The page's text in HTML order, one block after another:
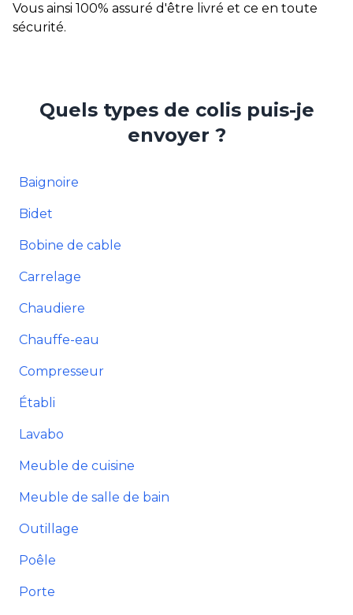
Vous ainsi 100% assuré d'être livré et ce en toute
sécurité.
Quels types de colis puis-je
envoyer ?
Baignoire
Bidet
Bobine de cable
Carrelage
Chaudiere
Chauffe-eau
Compresseur
Établi
Lavabo
Meuble de cuisine
Meuble de salle de bain
Outillage
Poêle
Porte